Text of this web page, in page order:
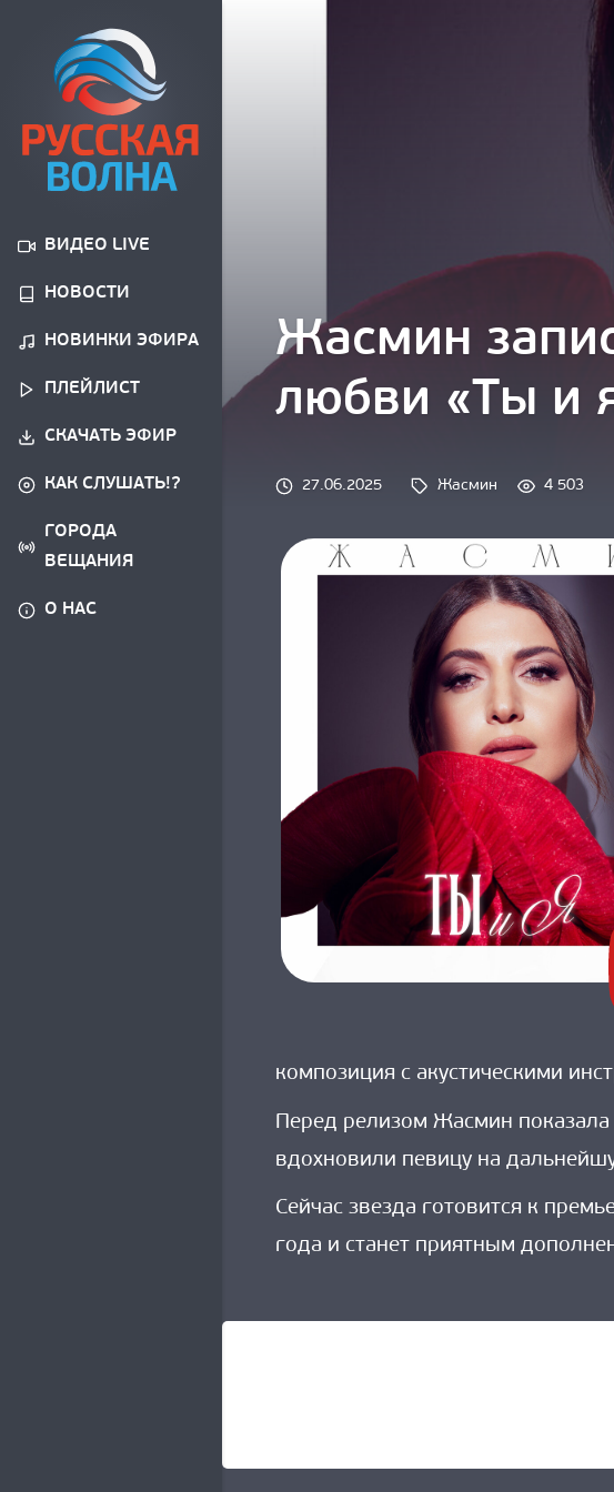
ВИДЕО LIVE
НОВОСТИ
НОВИНКИ ЭФИРА
ПЛЕЙЛИСТ
СКАЧАТЬ ЭФИР
КАК СЛУШАТЬ!?
ГОРОДА
ВЕЩАНИЯ
О НАС
Жасмин
любви «Ты и
27.06.2025 Tags:
Жасмин 4 503
композиция с акустическими
Перед релизом Жасмин
вдохновили певицу на
Сейчас звезда готовится к
года и станет приятным